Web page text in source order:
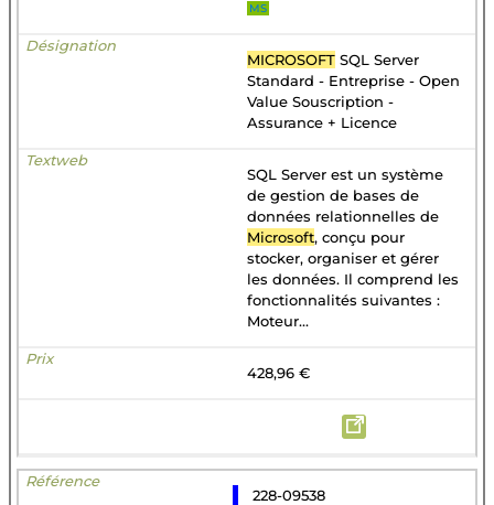
MS
MICROSOFT SQL Server
Standard - Entreprise - Open
Value Souscription -
Assurance + Licence
SQL Server est un système
de gestion de bases de
données relationnelles de
Microsoft, conçu pour
stocker, organiser et gérer
les données. Il comprend les
fonctionnalités suivantes :
Moteur...
428,96 €
228-09538